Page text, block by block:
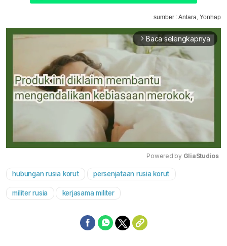
sumber : Antara, Yonhap
arrow_forward_ios Baca selengkapnya
Powered by GliaStudios
hubungan rusia korut persenjataan rusia korut
militer rusia kerjasama militer